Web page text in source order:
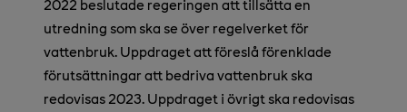
2022 beslutade regeringen att tillsätta en
utredning som ska se över regelverket för
vattenbruk. Uppdraget att föreslå förenklade
förutsättningar att bedriva vattenbruk ska
redovisas 2023. Uppdraget i övrigt ska redovisas